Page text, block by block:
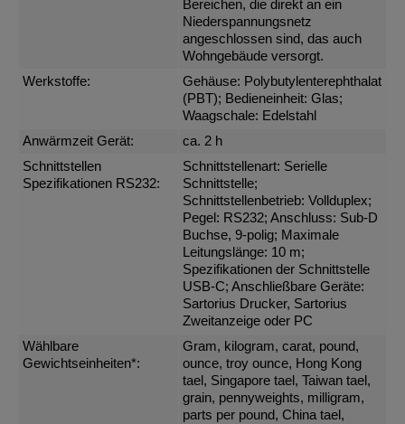
Bereichen, die direkt an ein
Niederspannungsnetz
angeschlossen sind, das auch
Wohngebäude versorgt.
Werkstoffe:
Gehäuse: Polybutylenterephthalat
(PBT); Bedieneinheit: Glas;
Waagschale: Edelstahl
Anwärmzeit Gerät:
ca. 2 h
Schnittstellen
Spezifikationen RS232:
Schnittstellenart: Serielle
Schnittstelle;
Schnittstellenbetrieb: Vollduplex;
Pegel: RS232; Anschluss: Sub-D
Buchse, 9-polig; Maximale
Leitungslänge: 10 m;
Spezifikationen der Schnittstelle
USB-C; Anschließbare Geräte:
Sartorius Drucker, Sartorius
Zweitanzeige oder PC
Wählbare
Gewichtseinheiten*:
Gram, kilogram, carat, pound,
ounce, troy ounce, Hong Kong
tael, Singapore tael, Taiwan tael,
grain, pennyweights, milligram,
parts per pound, China tael,